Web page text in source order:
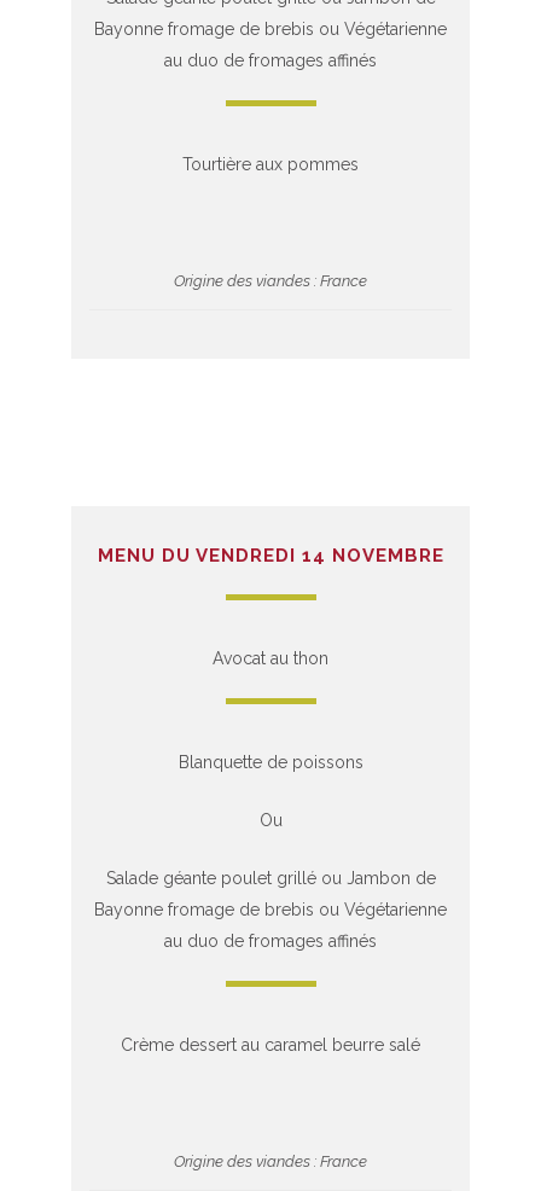
Bayonne fromage de brebis ou Végétarienne
au duo de fromages affinés
Tourtière aux pommes
Origine des viandes : France
MENU DU VENDREDI 14 NOVEMBRE
Avocat au thon
Blanquette de poissons
Ou
Salade géante poulet grillé ou Jambon de
Bayonne fromage de brebis ou Végétarienne
au duo de fromages affinés
Crème dessert au caramel beurre salé
Origine des viandes : France